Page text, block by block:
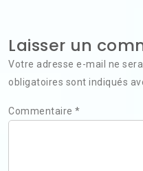
Laisser un
Votre adresse e-mail ne sera
obligatoires sont indiqués
Commentaire *